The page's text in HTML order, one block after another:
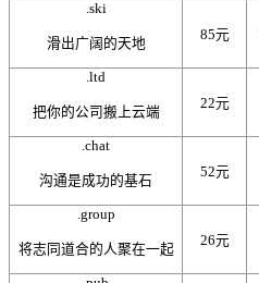
.ski
滑出广阔的天地
85元
.ltd
把你的公司搬上云端
22元
.chat
沟通是成功的基石
52元
.group
将志同道合的人聚在一起
26元